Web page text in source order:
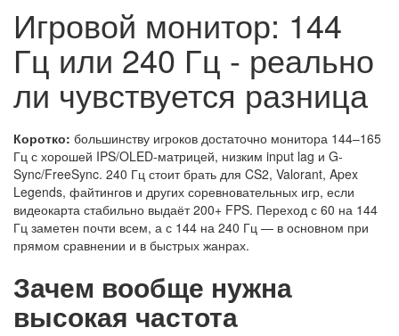
Игровой монитор: 144
Гц или 240 Гц - реально
ли чувствуется разница
Коротко: большинству игроков достаточно монитора 144–165
Гц с хорошей IPS/OLED-матрицей, низким input lag и G-
Sync/FreeSync. 240 Гц стоит брать для CS2, Valorant, Apex
Legends, файтингов и других соревновательных игр, если
видеокарта стабильно выдаёт 200+ FPS. Переход с 60 на 144
Гц заметен почти всем, а с 144 на 240 Гц — в основном при
прямом сравнении и в быстрых жанрах.
Зачем вообще нужна
высокая частота